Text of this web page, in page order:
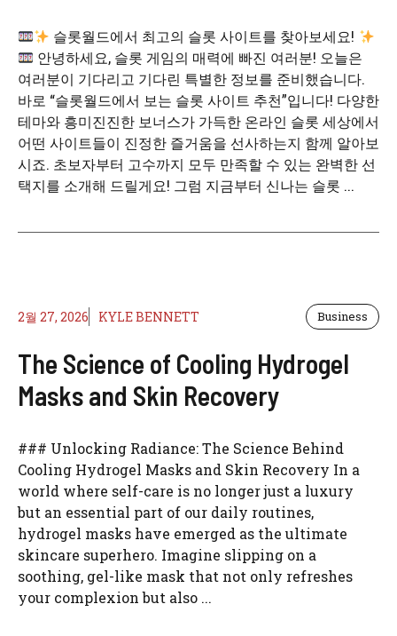
슬롯월드에서 최고의 슬롯 사이트를 찾아보세요!
안녕하세요, 슬롯 게임의 매력에 빠진 여러분! 오늘은
여러분이 기다리고 기다린 특별한 정보를 준비했습니다.
바로 “슬롯월드에서 보는 슬롯 사이트 추천”입니다! 다양한
테마와 흥미진진한 보너스가 가득한 온라인 슬롯 세상에서
어떤 사이트들이 진정한 즐거움을 선사하는지 함께 알아보
시죠. 초보자부터 고수까지 모두 만족할 수 있는 완벽한 선
택지를 소개해 드릴게요! 그럼 지금부터 신나는 슬롯 ...
2월 27, 2026 KYLE BENNETT Business
The Science of Cooling Hydrogel
Masks and Skin Recovery
### Unlocking Radiance: The Science Behind
Cooling Hydrogel Masks and Skin Recovery In a
world where self-care is no longer just a luxury
but an essential part of our daily routines,
hydrogel masks have emerged as the ultimate
skincare superhero. Imagine slipping on a
soothing, gel-like mask that not only refreshes
your complexion but also ...